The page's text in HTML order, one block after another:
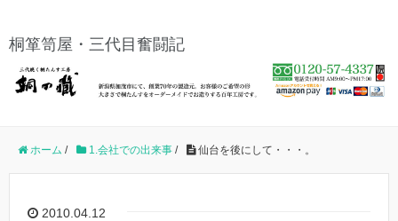
桐箪笥屋・三代目奮闘記
ホーム / 1.会社での出来事 / 仙台を後にして・・・。
2010.04.12